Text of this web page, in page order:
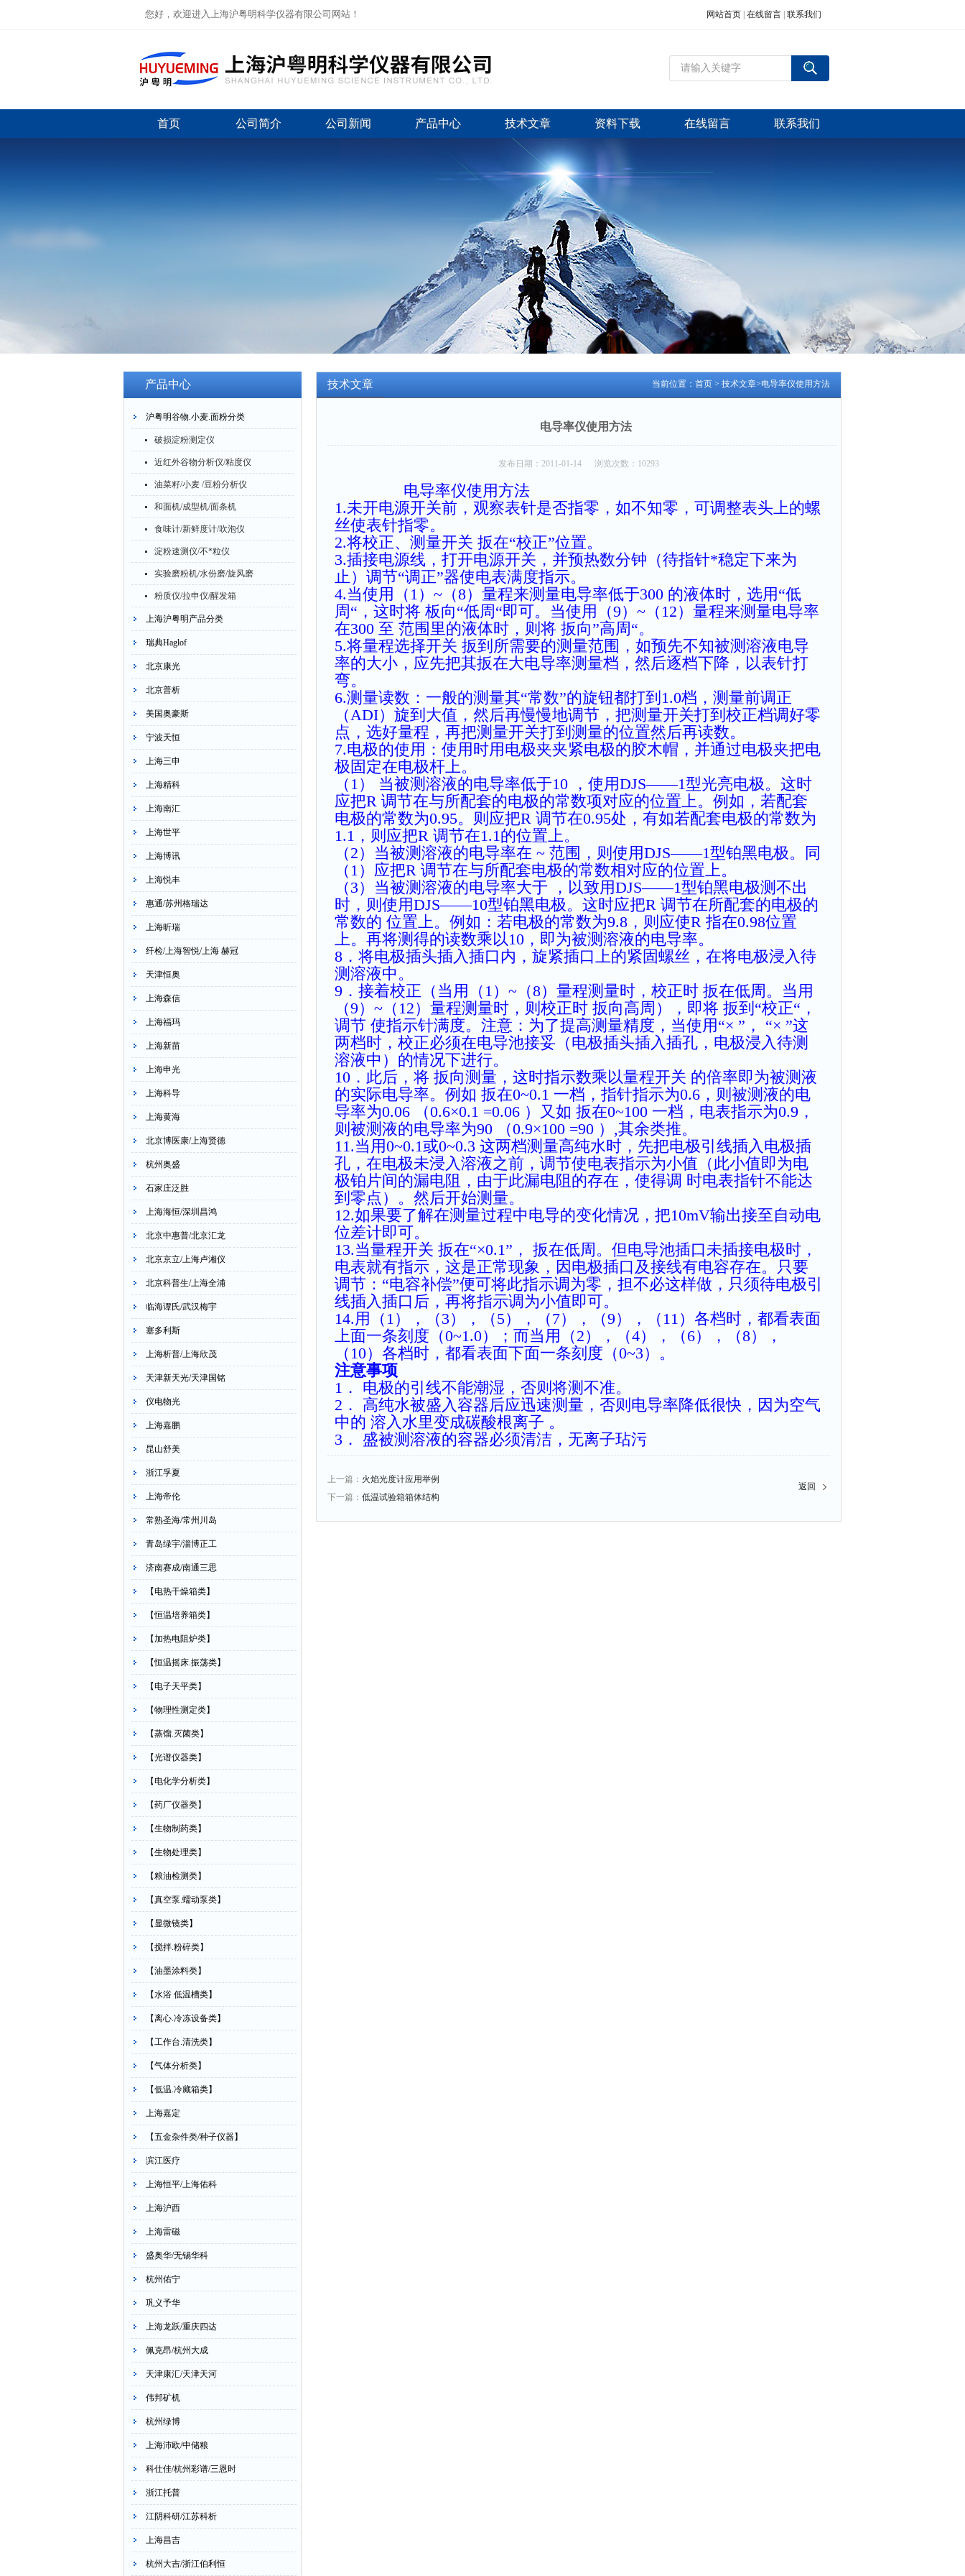
您好，欢迎进入上海沪粤明科学仪器有限公司网站！ 网站首页 在线留言 联系我们
首页 公司简介 公司新闻 产品中心 技术文章 资料下载 在线留言 联系我们
产品中心
沪粤明谷物.小麦.面粉分类
破损淀粉测定仪
近红外谷物分析仪/粘度仪
油菜籽/小麦 /豆粉分析仪
和面机/成型机/面条机
食味计/新鲜度计/吹泡仪
淀粉速测仪/不*粒仪
实验磨粉机/水份磨/旋风磨
粉质仪/拉申仪/醒发箱
上海沪粤明产品分类
瑞典Haglof
北京康光
北京普析
美国奥豪斯
宁波天恒
上海三申
上海精科
上海南汇
上海世平
上海博讯
上海悦丰
惠通/苏州格瑞达
上海昕瑞
纤检/上海智悦/上海 赫冠
天津恒奥
上海森信
上海福玛
上海新苗
上海申光
上海科导
上海黄海
北京博医康/上海贤德
杭州奥盛
石家庄泛胜
上海海恒/深圳昌鸿
北京中惠普/北京汇龙
北京京立/上海卢湘仪
北京科普生/上海全浦
临海谭氏/武汉梅宇
塞多利斯
上海析普/上海欣茂
天津新天光/天津国铭
仪电物光
上海嘉鹏
昆山舒美
浙江孚夏
上海帝伦
常熟圣海/常州川岛
青岛绿宇/淄博正工
济南赛成/南通三思
【电热干燥箱类】
【恒温培养箱类】
【加热电阻炉类】
【恒温摇床.振荡类】
【电子天平类】
【物理性测定类】
【蒸馏.灭菌类】
【光谱仪器类】
【电化学分析类】
【药厂仪器类】
【生物制药类】
【生物处理类】
【粮油检测类】
【真空泵.蠕动泵类】
【显微镜类】
【搅拌.粉碎类】
【油墨涂料类】
【水浴 低温槽类】
【离心.冷冻设备类】
【工作台.清洗类】
【气体分析类】
【低温.冷藏箱类】
上海嘉定
【五金杂件类/种子仪器】
滨江医疗
上海恒平/上海佑科
上海沪西
上海雷磁
盛奥华/无锡华科
杭州佑宁
巩义予华
上海龙跃/重庆四达
佩克昂/杭州大成
天津康汇/天津天河
伟邦矿机
杭州绿博
上海沛欧/中储粮
科仕佳/杭州彩谱/三恩时
浙江托普
江阴科研/江苏科析
上海昌吉
杭州大吉/浙江伯利恒
当前位置： 首页 > 技术文章>电导率仪使用方法
技术文章
电导率仪使用方法
发布日期：2011-01-14 浏览次数：10293
电导率仪使用方法
1.未开电源开关前，观察表针是否指零，如不知零，可调整表头上的螺
丝使表针指零。
2.将校正、测量开关 扳在“校正”位置。
3.插接电源线，打开电源开关，并预热数分钟（待指针*稳定下来为
止）调节“调正”器使电表满度指示。
4.当使用（1）~（8）量程来测量电导率低于300 的液体时，选用“低
周“，这时将 板向“低周“即可。当使用（9）~（12）量程来测量电导率
在300 至 范围里的液体时，则将 扳向”高周“。
5.将量程选择开关 扳到所需要的测量范围，如预先不知被测溶液电导
率的大小，应先把其扳在大电导率测量档，然后逐档下降，以表针打
弯。
6.测量读数：一般的测量其“常数”的旋钮都打到1.0档，测量前调正
（ADI）旋到大值，然后再慢慢地调节，把测量开关打到校正档调好零
点，选好量程，再把测量开关打到测量的位置然后再读数。
7.电极的使用：使用时用 电极夹夹紧电极的胶木帽，并通过电极夹把电
极固定在电极杆上。
（1） 当被测溶液的电导率低于10 ，使用DJS——1型光亮电极。这时
应把R 调节在与所配套的电极的常数项对应的位置上。例如，若配套
电极的常数为0.95。则应把R 调节在0.95处，有如若配套电极的常数为
1.1，则应把R 调节在1.1的位置上。
（2）当被测溶液的电导率在 ~ 范围，则使用DJS——1型铂黑电极。同
（1）应把R 调节在与所配套电极的常数相对应的位置上。
（3）当被测溶液的电导率大于 ，以致用DJS——1型铂黑电极测不出
时，则使用DJS——10型铂黑电极。这时应把R 调节在所配套的电极的
常数的 位置上。例如：若电极的常数为9.8，则应使R 指在0.98位置
上。再将测得的读数乘以10，即为被测溶液的电导率。
8．将电极插头插入插口内，旋紧插口上的紧固螺丝，在将电极浸入待
测溶液中。
9．接着校正（当用（1）~（8）量程测量时，校正时 扳在低周。当用
（9）~（12）量程测量时，则校正时 扳向高周），即将 扳到“校正“，
调节 使指示针满度。注意：为了提高测量精度，当使用“× ”， “× ”这
两档时，校正必须在电导池接妥（电极插头插入插孔，电极浸入待测
溶液中）的情况下进行。
10．此后，将 扳向测量，这时指示数乘以量程开关 的倍率即为被测液
的实际电导率。例如 扳在0~0.1 一档，指针指示为0.6，则被测液的电
导率为0.06 （0.6×0.1 =0.06 ）又如 扳在0~100 一档，电表指示为0.9，
则被测液的电导率为90 （0.9×100 =90 ）,其余类推。
11.当用0~0.1或0~0.3 这两档测量高纯水时，先把电极引线插入电极插
孔，在电极未浸入溶液之前，调节使电表指示为小值（此小值即为电
极铂片间的漏电阻，由于此漏电阻的存在，使得调 时电表指针不能达
到零点）。然后开始测量。
12.如果要了解在测量过程中电导的变化情况，把10mV输出接至自动电
位差计即可。
13.当量程开关 扳在“×0.1”， 扳在低周。但电导池插口未插接电极时，
电表就有指示，这是正常现象，因电极插口及接线有电容存在。只要
调节：“电容补偿”便可将此指示调为零，担不必这样做，只须待电极引
线插入插口后，再将指示调为小值即可。
14.用（1），（3），（5），（7），（9），（11）各档时，都看表面
上面一条刻度（0~1.0）；而当用（2），（4），（6），（8），
（10）各档时，都看表面下面一条刻度（0~3）。
注意事项
1． 电极的引线不能潮湿，否则将测不准。
2． 高纯水被盛入容器后应迅速测量，否则电导率降低很快，因为空气
中的 溶入水里变成碳酸根离子 。
3． 盛被测溶液的容器必须清洁，无离子玷污
上一篇： 火焰光度计应用举例
下一篇： 低温试验箱箱体结构
返回